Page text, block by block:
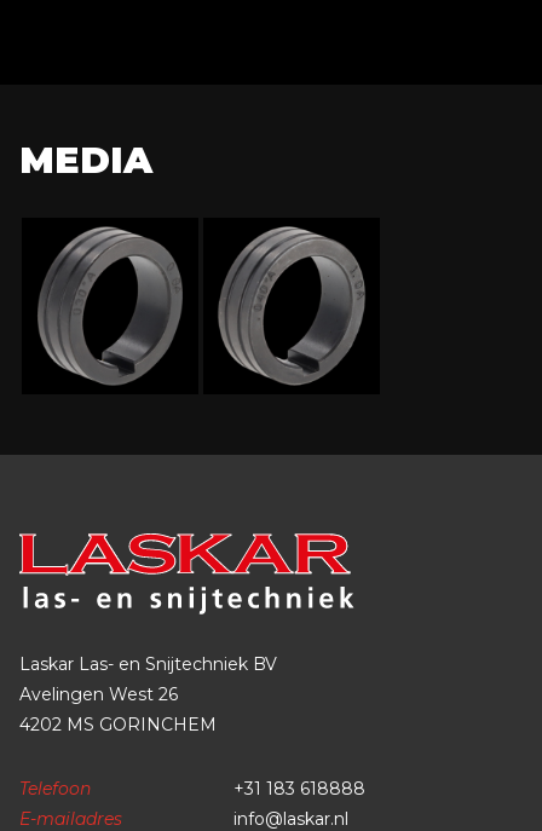
MEDIA
Laskar Las- en Snijtechniek BV
Avelingen West 26
4202 MS GORINCHEM
Telefoon
+31 183 618888
E-mailadres
info@laskar.nl